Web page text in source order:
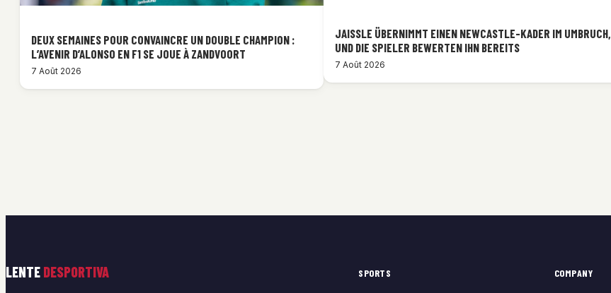
DEUX SEMAINES POUR CONVAINCRE UN DOUBLE CHAMPION :
L’AVENIR D’ALONSO EN F1 SE JOUE À ZANDVOORT
7 Août 2026
JAISSLE ÜBERNIMMT EINEN NEWCASTLE-KADER IM UMBRUCH,
UND DIE SPIELER BEWERTEN IHN BEREITS
7 Août 2026
LENTE DESPORTIVA SPORTS COMPANY